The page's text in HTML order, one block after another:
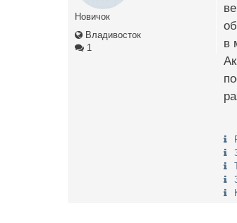
Новичок
Владивосток
1
в